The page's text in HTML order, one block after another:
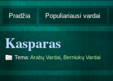
Pradžia Populiariausi vardai
Kasparas
Tema: Arabų Vardai Berniukų Vardai